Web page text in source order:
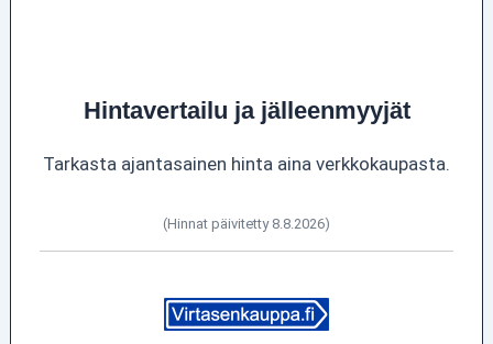
Hintavertailu ja jälleenmyyjät
Tarkasta ajantasainen hinta aina verkkokaupasta.
(Hinnat päivitetty 8.8.2026)